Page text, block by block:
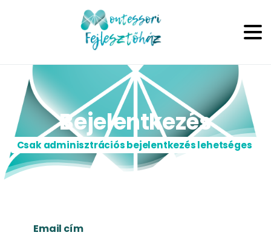
Bejelentkezés
Csak adminisztrációs bejelentkezés lehetséges
Email cím